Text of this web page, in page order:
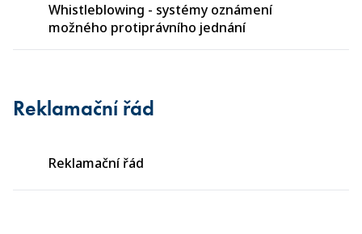
Whistleblowing - systémy oznámení
možného protiprávního jednání
Reklamační řád
Reklamační řád